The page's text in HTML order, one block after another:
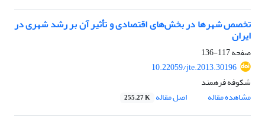
تخصص شهرها در بخش‌های اقتصادی و تأثیر آن بر رشد شهری در
ایران
صفحه117-136
10.22059/jte.2013.30196
شکوفه فرهمند
مشاهده مقاله
اصل مقاله 255.27 K